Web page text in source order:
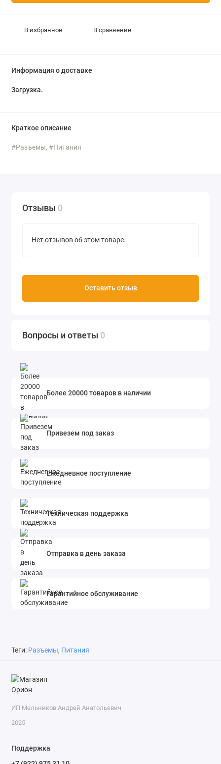
В избранное В сравнение
Информация о доставке
Загрузка...
Краткое описание
#Разъемы, #Питания
Отзывы 0
Нет отзывов об этом товаре.
Оставить отзыв
Вопросы и ответы 0
Более 20000 товаров в наличии
Привезем под заказ
Ежедневное поступление
Техническая поддержка
Отправка в день заказа
Гарантийное обслуживание
Теги: Разъемы, Питания
ИП Мельников Андрей Анатольевич
2025
Поддержка